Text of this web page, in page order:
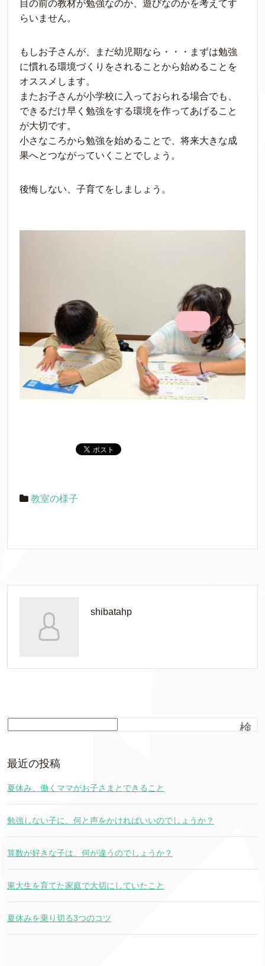
目の前の教材が勉強なのか、遊びなのかを考えてす
らいません。
もしお子さんが、まだ幼児期なら・・・まずは勉強
に慣れる環境づくりをされることから始めることを
オススメします。
またお子さんが小学校に入っておられる場合でも、
できるだけ早く勉強をする環境を作ってあげること
が大切です。
小さなころから勉強を始めることで、将来大きな成
果へとつながっていくことでしょう。
後悔しない、子育てをしましょう。
教室の様子
shibatahp
検
最近の投稿
夏休み、働くママがお子さまとできること
勉強しない子に、何と声をかければいいのでしょうか？
算数が好きな子は、何が違うのでしょうか？
東大生を育てた家庭で大切にしていたこと
夏休みを乗り切る3つのコツ